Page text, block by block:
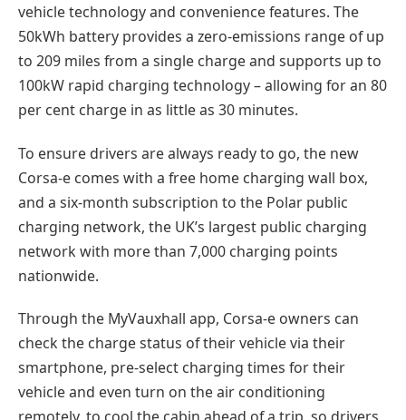
vehicle technology and convenience features. The
50kWh battery provides a zero-emissions range of up
to 209 miles from a single charge and supports up to
100kW rapid charging technology – allowing for an 80
per cent charge in as little as 30 minutes.
To ensure drivers are always ready to go, the new
Corsa-e comes with a free home charging wall box,
and a six-month subscription to the Polar public
charging network, the UK’s largest public charging
network with more than 7,000 charging points
nationwide.
Through the MyVauxhall app, Corsa-e owners can
check the charge status of their vehicle via their
smartphone, pre-select charging times for their
vehicle and even turn on the air conditioning